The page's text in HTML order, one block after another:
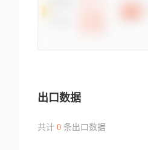
出口数据
共计 0条出口数据